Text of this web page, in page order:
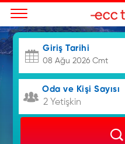
Giriş Tarihi
Oda ve Kişi Sayısı
2 Yetişkin